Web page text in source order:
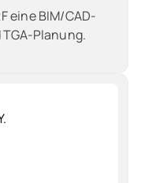
eine BIM/CAD-
Planung.